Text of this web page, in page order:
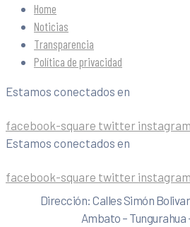
Home
Noticias
Transparencia
Política de privacidad
Estamos conectados en
facebook-square twitter instagram
Estamos conectados en
facebook-square twitter instagram
Dirección: Calles Simón
Ambato – Tungurahua